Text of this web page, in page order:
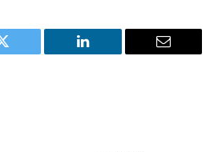
Twitter LinkedIn Email